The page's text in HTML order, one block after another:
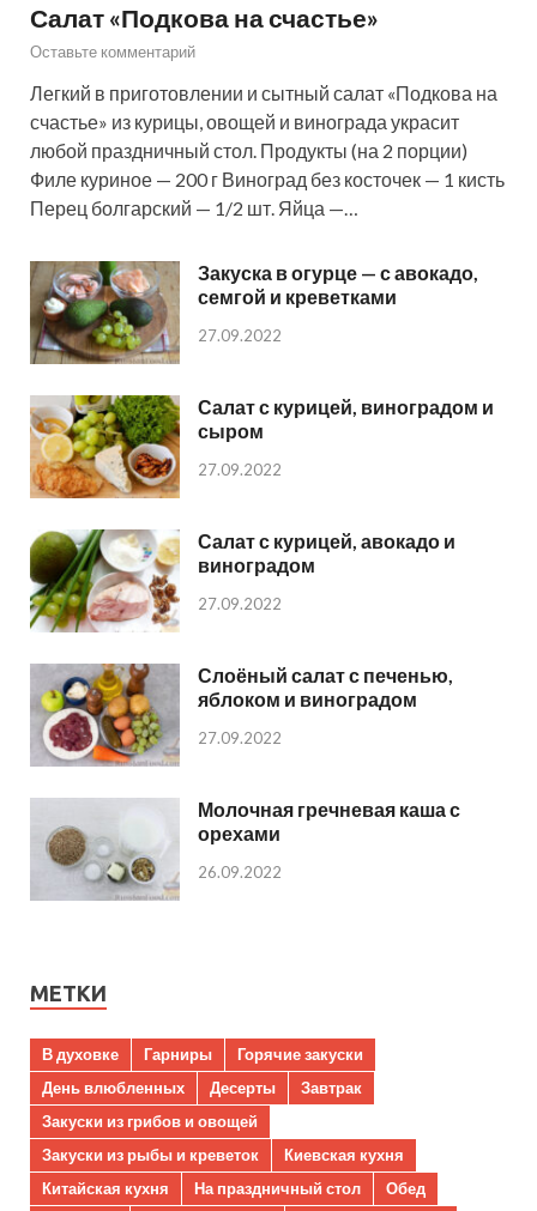
Салат «Подкова на счастье»
Оставьте комментарий
Легкий в приготовлении и сытный салат «Подкова на
счастье» из курицы, овощей и винограда украсит
любой праздничный стол. Продукты (на 2 порции)
Филе куриное — 200 г Виноград без косточек — 1 кисть
Перец болгарский — 1/2 шт. Яйца —…
Закуска в огурце — с авокадо,
семгой и креветками
27.09.2022
Салат с курицей, виноградом и
сыром
27.09.2022
Салат с курицей, авокадо и
виноградом
27.09.2022
Слоёный салат с печенью,
яблоком и виноградом
27.09.2022
Молочная гречневая каша с
орехами
26.09.2022
МЕТКИ
В духовке Гарниры
Горячие закуски
День влюбленных
Десерты
Завтрак
Закуски из грибов и овощей
Закуски из рыбы и креветок
Киевская кухня
Китайская кухня
На праздничный стол
Обед